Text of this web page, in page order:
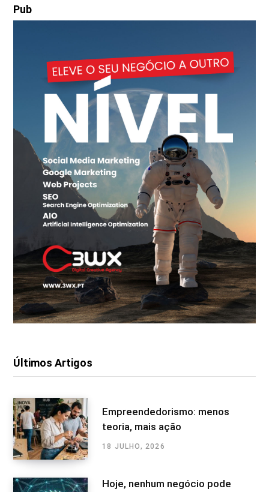
Pub
Últimos Artigos
Empreendedorismo: menos
teoria, mais ação
18 JULHO, 2026
Hoje, nenhum negócio pode